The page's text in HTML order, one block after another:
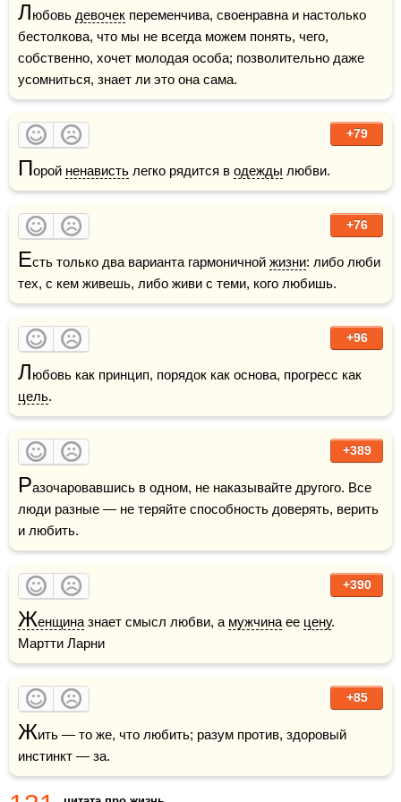
Любовь девочек переменчива, своенравна и настолько
бестолкова, что мы не всегда можем понять, чего,
собственно, хочет молодая особа; позволительно даже
усомниться, знает ли это она сама.
+79
Порой ненависть легко рядится в одежды любви.
+76
Есть только два варианта гармоничной жизни: либо люби
тех, с кем живешь, либо живи с теми, кого любишь.
+96
Л
цель.
+389
Разочаровавшись в одном, не наказывайте другого. Все
люди разные — не теряйте способность доверять, верить
и любить.
+390
Женщина знает смысл любви, а мужчина ее цену.
Мартти Ларни
+85
Жить — то же, что любить; разум против, здоровый
инстинкт — за.